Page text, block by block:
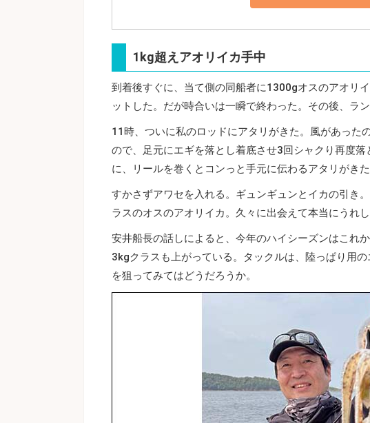
1kg超えアオリイカ手中
到着後すぐに、当て側の同船者に1300gオスのアオリ
ットした。だが時合いは一瞬で終わった。その後、ラ
11時、ついに私のロッドにアタリがきた。風があった
ので、足元にエギを落とし着底させ3回シャクり再度
に、リールを巻くとコンっと手元に伝わるアタリがきた
すかさずアワセを入れる。ギュンギュンとイカの引き
ラスのオスのアオリイカ。久々に出会えて本当にうれし
安井船長の話しによると、今年のハイシーズンはこれ
3kgクラスも上がっている。タックルは、陸っぱり用
を狙ってみてはどうだろうか。